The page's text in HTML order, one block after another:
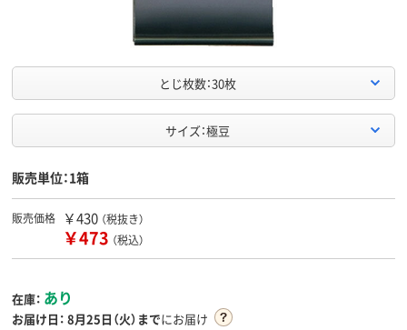
とじ枚数：30枚
サイズ：極豆
販売単位：1箱
販売価格 ￥430 （税抜き）
￥473 （税込）
在庫： あり
お届け日： 8月25日（火）までにお届け